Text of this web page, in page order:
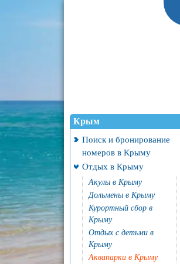
Крым
Поиск и бронирование
номеров в Крыму
Отдых в Крыму
Акулы в Крыму
Дольмены в Крыму
Курортный сбор в
Крыму
Отдых с детьми в
Крыму
Аквапарки в Крыму